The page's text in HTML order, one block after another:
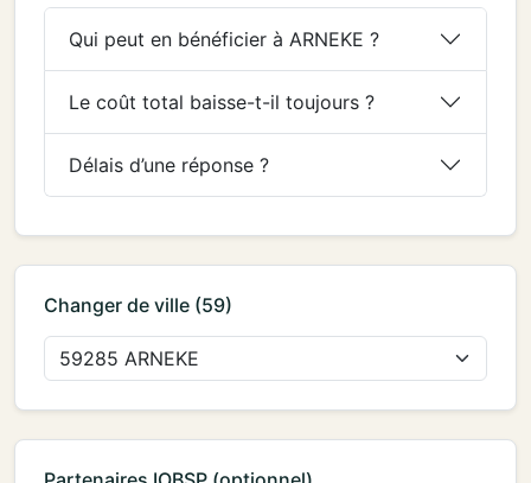
Qui peut en bénéficier à ARNEKE ?
Le coût total baisse-t-il toujours ?
Délais d’une réponse ?
Changer de ville (59)